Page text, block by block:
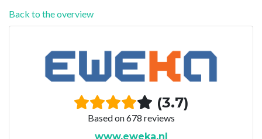
Back to the overview
(3.7)
Based on 678 reviews
www.eweka.nl